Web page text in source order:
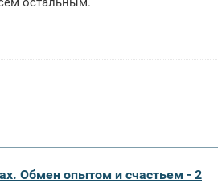
Обмен опытом и счастьем - 2